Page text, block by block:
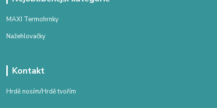
MAXI Termohrnky
Nažehlovačky
Kontakt
Hrdě nosím/Hrdě tvořím